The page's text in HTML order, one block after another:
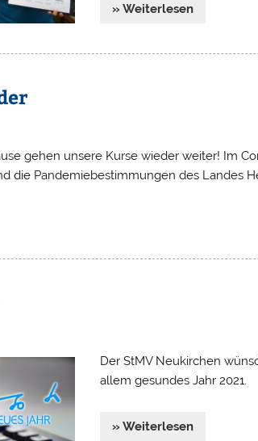
» Weiterlesen
gehen unsere Kurse wieder weiter! Im
die Pandemiebestimmungen des Landes
Der StMV Neukirchen
allem gesundes Jahr 2021.
» Weiterlesen